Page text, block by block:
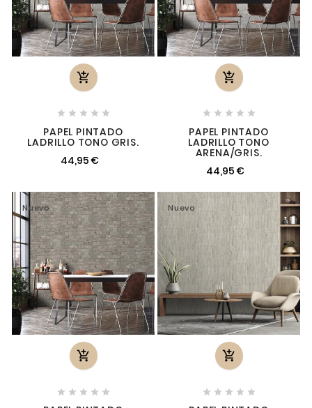

    
PAPEL PINTADO
LADRILLO TONO GRIS.
44,95 €

    
PAPEL PINTADO
LADRILLO TONO
ARENA/GRIS.
44,95 €
Nuevo

    
Nuevo

    